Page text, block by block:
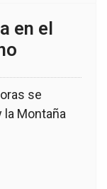
en el
se
la Montaña